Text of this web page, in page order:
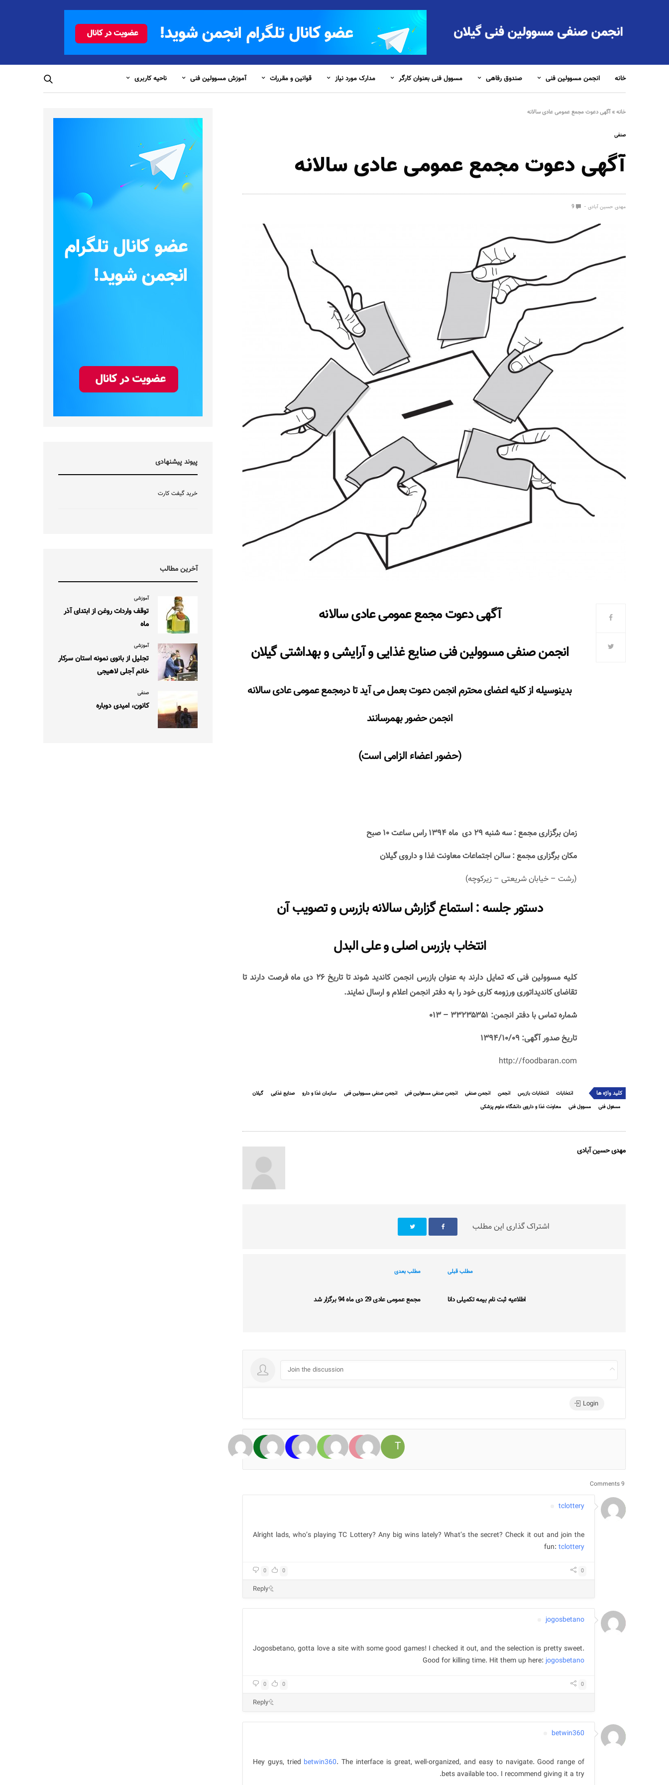
خانه انجمن مسوولین فنی صندوق رفاهی مسوول فنی بعنوان کارگر مدارک مورد نیاز قوانین و مقررات آموزش مسوولین فنی ناحیه کاربری
خانه»آگهی دعوت مجمع عمومی عادی سالانه
صنفی
آگهی دعوت مجمع عمومی عادی سالانه
مهدی حسین آبادی
آگهی دعوت مجمع عمومی عادی سالانه
انجمن صنفی مسوولین فنی صنایع غذایی و آرایشی و بهداشتی گیلان
بدینوسیله از کلیه اعضای محترم انجمندعوت بعمل می آید تا درمجمع عمومی عادی سالانه
انجمن حضور بهمرسانند
(حضور اعضاء الزامی است)
زمان برگزاری مجمع : سه شنبه ۲۹ دی ماه ۱۳۹۴ راس ساعت ۱۰ صبح
مکان برگزاری مجمع : سالن اجتماعات معاونت غذا و داروی گیلان
(رشت – خیابان شریعتی – زیرکوچه)
دستور جلسه : استماع گزارش سالانه بازرس و تصویب آن
انتخاب بازرس اصلی و علی البدل
کلیه مسوولین فنی که تمایل دارند به عنوان بازرس انجمن کاندید شوند تا تاریخ ۲۶ دی ماه فرصت دارند تا
تقاضای کاندیداتوری ورزومه کاری خود را به دفتر انجمن اعلام و ارسال نمایند.
شماره تماس با دفتر انجمن: ۳۳۲۳۵۳۵۱ – ۰۱۳
تاریخ صدور آگهی: ۱۳۹۴/۱۰/۰۹
http://foodbaran.com
کلید واژه ها انتخابات انتخابات بازرس انجمن انجمن صنفی انجمن صنفی مسئولین فنی انجمن صنفی مسوولین فنی سازمان غذا و دارو صنایع غذایی
گیلان
مسئول فنی
مسوول فنی معاونت غذا و داروی دانشگاه علوم پزشکی
مهدی حسین آبادی
اشتراک گذاری این مطلب
مطلب قبلی
اطلاعیه ثبت نام بیمه تکمیلی دانا
مطلب بعدی
مجمع عمومی عادی 29 دی ماه 94 برگزار شد
Join the discussion
Login
9 Comments
tclottery
Alright lads, who’s playing TC Lottery? Any big wins lately? What’s the secret? Check it out and join the
fun: tclottery
0
0 0
Reply
jogosbetano
Jogosbetano, gotta love a site with some good games! I checked it out, and the selection is pretty sweet.
Good for killing time. Hit them up here:jogosbetano
0
0 0
Reply
betwin360
Hey guys, tried betwin360. The interface is great, well-organized, and easy to navigate. Good range of
bets available too. I recommend giving it a try.
پیوند پیشنهادی
خرید گیفت کارت
آخرین مطالب
آموزشی
توقف واردات روغن از ابتدای آذر
ماه
آموزشی
تجلیل از بانوی نمونه استان سرکار
خانم آجلی لاهیجی
صنفی
کانون، امیدی دوباره